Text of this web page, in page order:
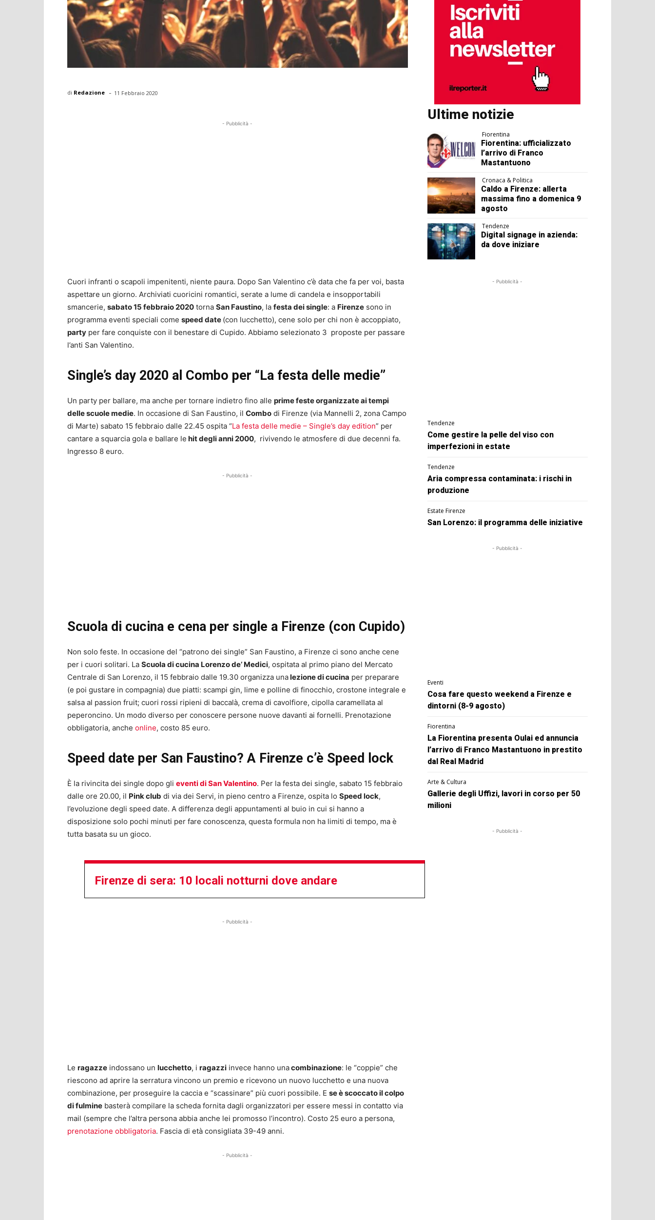
di Redazione - 11 Febbraio 2020
- Pubblicità -
Cuori infranti o scapoli impenitenti, niente paura. Dopo San Valentino c’è data che fa per voi, basta
aspettare un giorno. Archiviati cuoricini romantici, serate a lume di candela e insopportabili
smancerie, sabato 15 febbraio 2020 torna San Faustino, la festa dei single: a Firenze sono in
programma eventi speciali come speed date (con lucchetto), cene solo per chi non è accoppiato,
party per fare conquiste con il benestare di Cupido. Abbiamo selezionato 3 proposte per passare
l’anti San Valentino.
Single’s day 2020 al Combo per “La festa delle medie”
Un party per ballare, ma anche per tornare indietro fino alle prime feste organizzate ai tempi
delle scuole medie. In occasione di San Faustino, il Combo di Firenze (via Mannelli 2, zona Campo
di Marte) sabato 15 febbraio dalle 22.45 ospita “La festa delle medie – Single’s day edition” per
cantare a squarcia gola e ballare le hit degli anni 2000, rivivendo le atmosfere di due decenni fa.
Ingresso 8 euro.
- Pubblicità -
Scuola di cucina e cena per single a Firenze (con Cupido)
Non solo feste. In occasione del “patrono dei single” San Faustino, a Firenze ci sono anche cene
per i cuori solitari. La Scuola di cucina Lorenzo de’ Medici, ospitata al primo piano del Mercato
Centrale di San Lorenzo, il 15 febbraio dalle 19.30 organizza unalezione di cucina per preparare
(e poi gustare in compagnia) due piatti: scampi gin, lime e polline di finocchio, crostone integrale e
salsa al passion fruit; cuori rossi ripieni di baccalà, crema di cavolfiore, cipolla caramellata al
peperoncino. Un modo diverso per conoscere persone nuove davanti ai fornelli. Prenotazione
obbligatoria, anche online, costo 85 euro.
Speed date per San Faustino? A Firenze c’è Speed lock
È la rivincita dei single dopo gli eventi di San Valentino. Per la festa dei single, sabato 15 febbraio
dalle ore 20.00, il Pink club di via dei Servi, in pieno centro a Firenze, ospita lo Speed lock,
l’evoluzione degli speed date. A differenza degli appuntamenti al buio in cui si hanno a
disposizione solo pochi minuti per fare conoscenza, questa formula non ha limiti di tempo, ma è
tutta basata su un gioco.
Firenze di sera: 10 locali notturni dove andare
- Pubblicità -
Le ragazze indossano un lucchetto, i ragazzi invece hanno unacombinazione: le “coppie” che
riescono ad aprire la serratura vincono un premio e ricevono un nuovo lucchetto e una nuova
combinazione, per proseguire la caccia e “scassinare” più cuori possibile. E se è scoccato il colpo
di fulmine basterà compilare la scheda fornita dagli organizzatori per essere messi in contatto via
mail (sempre che l’altra persona abbia anche lei promosso l’incontro). Costo 25 euro a persona,
prenotazione obbligatoria. Fascia di età consigliata 39-49 anni.
- Pubblicità -
Ultime notizie
Fiorentina
Fiorentina: ufficializzato
l’arrivo di Franco
Mastantuono
Cronaca & Politica
Caldo a Firenze: allerta
massima fino a domenica 9
agosto
Tendenze
Digital signage in azienda:
da dove iniziare
- Pubblicità -
Tendenze
Come gestire la pelle del viso con
imperfezioni in estate
Tendenze
Aria compressa contaminata: i rischi in
produzione
Estate Firenze
San Lorenzo: il programma delle iniziative
- Pubblicità -
Eventi
Cosa fare questo weekend a Firenze e
dintorni (8-9 agosto)
Fiorentina
La Fiorentina presenta Oulai ed annuncia
l’arrivo di Franco Mastantuono in prestito
dal Real Madrid
Arte & Cultura
Gallerie degli Uffizi, lavori in corso per 50
milioni
- Pubblicità -